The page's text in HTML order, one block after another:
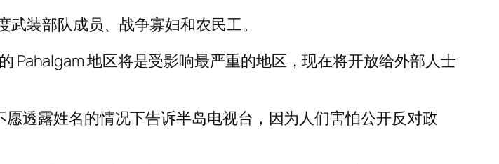
装部队成员、战争寡妇和农民工。
Pahalgam 地区将是受影响最严重的地区，现在将开放给外部人士
透露姓名的情况下告诉半岛电视台，因为人们害怕公开反对政